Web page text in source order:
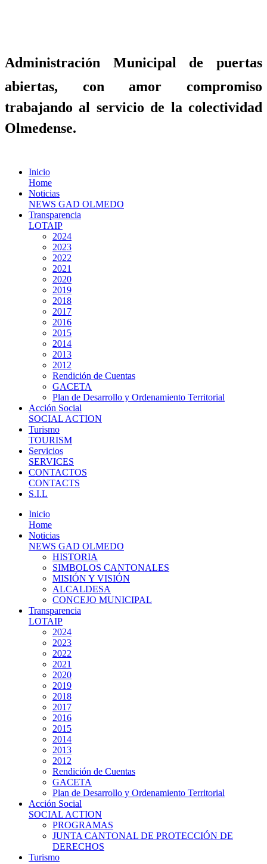
Administración Municipal de puertas
abiertas, con amor compromiso
trabajando al servicio de la colectividad
Olmedense.
Inicio
Home
Noticias
NEWS GAD OLMEDO
Transparencia
LOTAIP
2024
2023
2022
2021
2020
2019
2018
2017
2016
2015
2014
2013
2012
Rendición de Cuentas
GACETA
Plan de Desarrollo y Ordenamiento Territorial
Acción Social
SOCIAL ACTION
Turismo
TOURISM
Servicios
SERVICES
CONTACTOS
CONTACTS
S.I.L
Inicio
Home
Noticias
NEWS GAD OLMEDO
HISTORIA
SIMBOLOS CANTONALES
MISIÓN Y VISIÓN
ALCALDESA
CONCEJO MUNICIPAL
Transparencia
LOTAIP
2024
2023
2022
2021
2020
2019
2018
2017
2016
2015
2014
2013
2012
Rendición de Cuentas
GACETA
Plan de Desarrollo y Ordenamiento Territorial
Acción Social
SOCIAL ACTION
PROGRAMAS
JUNTA CANTONAL DE PROTECCIÓN DE
DERECHOS
Turismo